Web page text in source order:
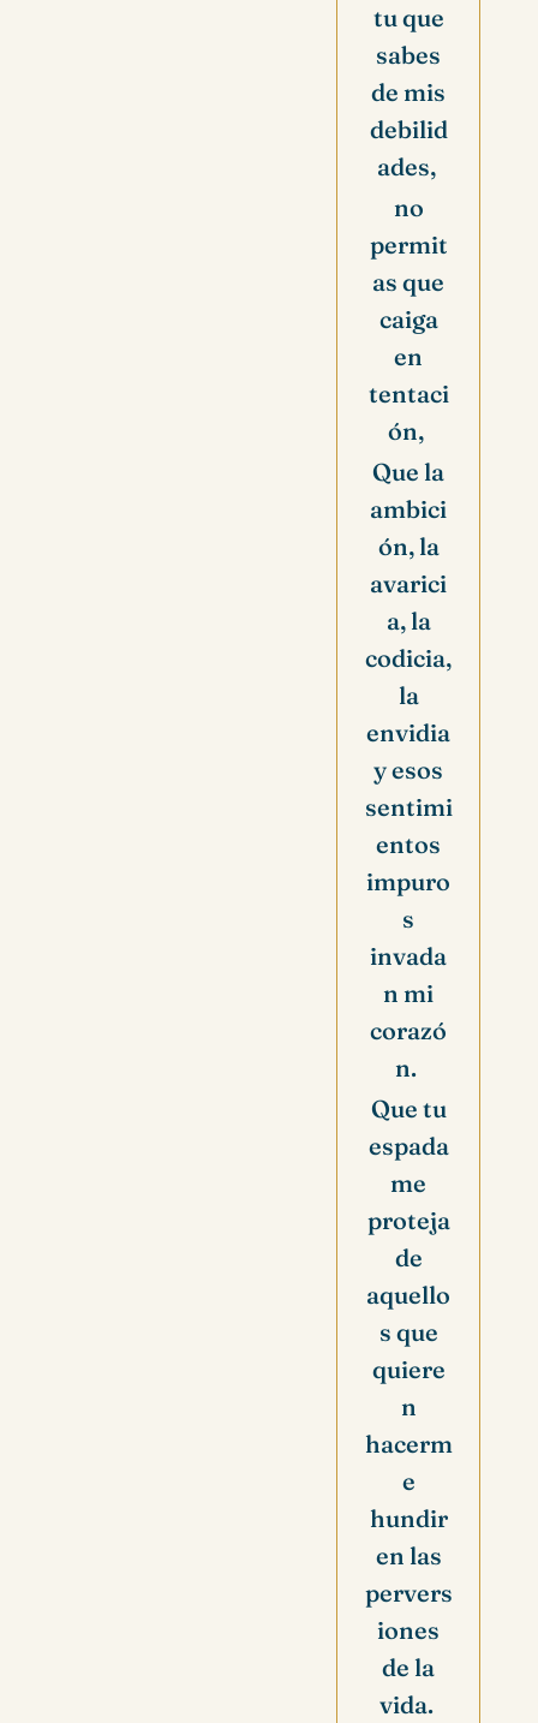
tu que
sabes
de mis
debilid
ades,
no
permit
as que
caiga
en
tentaci
ón,
Que la
ambici
ón, la
avarici
a, la
codicia,
la
envidia
y esos
sentimi
entos
impuro
s
invada
n mi
corazó
n.
Que tu
espada
me
proteja
de
aquello
s que
quiere
n
hacerm
e
hundir
en las
pervers
iones
de la
vida.